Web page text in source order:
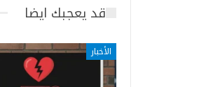
قد يعجبك ايضا
الأخبار